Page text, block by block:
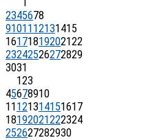
2345678
9101112131415
16171819202122
23242526272829
3031
123
45678910
11121314151617
18192021222324
252627282930